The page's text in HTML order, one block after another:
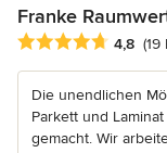
Franke
Durchschnittliche
4,8
Die unendlichen
Parkett und
gemacht. Wir